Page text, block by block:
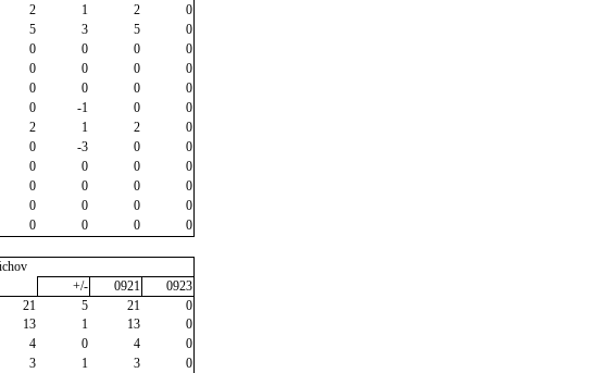
2 1 2
0
5 3 5
0
0 0 0
0
0 0 0
0
0 0 0
0
0 -1 0
0
2 1 2
0
0 -3 0
0
0 0 0
0
0 0 0
0
0 0 0
0
0 0 0
0
+/-
0921
0923
21 5 21
0
13 1 13
0
4 0 4
0
3 1 3
0